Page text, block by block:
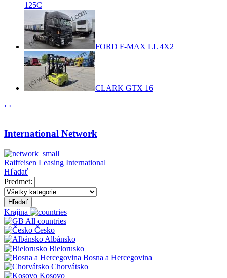
125C
FORD F-MAX LL 4X2
CLARK GTX 16
‹ ›
International Network
Raiffeisen Leasing International
Hľadať
Predmet:
Hľadať
Krajina
All countries
Česko
Albánsko
Bielorusko
Bosna a Hercegovina
Chorvátsko
Kosovo